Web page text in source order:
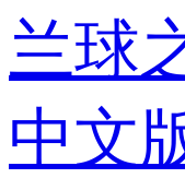
兰球
中文